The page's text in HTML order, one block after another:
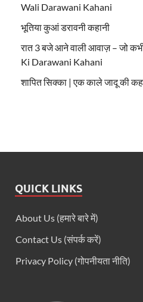
Wali Darawani Kahani
भूतिया कुआं डरावनी कहानी
रात 3 बजे आने वाली आवाज़ – जो
Ki Darawani Kahani
शापित सिक्का | एक काले जादू की
QUICK LINKS
About Us (हमारे बारे में)
Contact Us (संपर्क करें)
Privacy Policy (गोपनीयता नीति)